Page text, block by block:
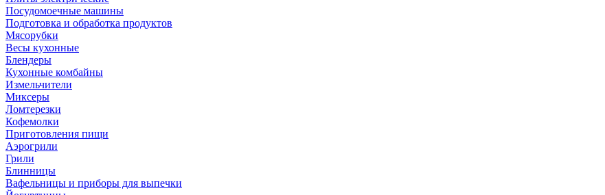
Посудомоечные машины
Подготовка и обработка продуктов
Мясорубки
Весы кухонные
Блендеры
Кухонные комбайны
Измельчители
Миксеры
Ломтерезки
Кофемолки
Приготовления пищи
Аэрогрили
Грили
Блинницы
Вафельницы и приборы для выпечки